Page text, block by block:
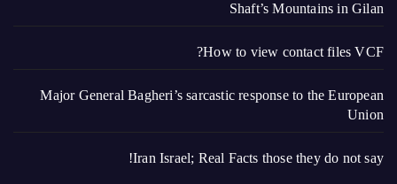
Shaft’s Mountains in Gilan
How to view contact files VCF?
Major General Bagheri’s sarcastic response to the European
Union
Iran Israel; Real Facts those they do not say!